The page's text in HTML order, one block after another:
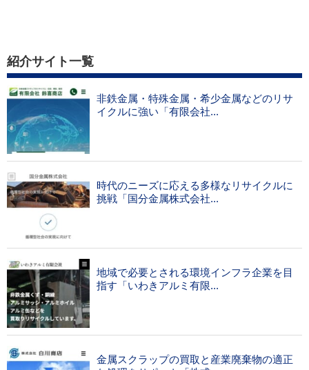
紹介サイト一覧
非鉄金属・特殊金属・希少金属などのリサ
イクルに強い「有限会社...
時代のニーズに応える多様なリサイクルに
挑戦「国分金属株式会社...
地域で必要とされる環境インフラ企業を目
指す「いわきアルミ有限...
金属スクラップの買取と産業廃棄物の適正